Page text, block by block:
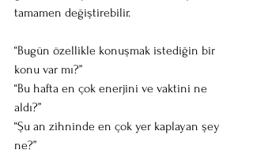
tamamen değiştirebilir.
“Bugün özellikle konuşmak istediğin bir
konu var mı?”
“Bu hafta en çok enerjini ve vaktini ne
aldı?”
“Şu an zihninde en çok yer kaplayan şey
ne?”